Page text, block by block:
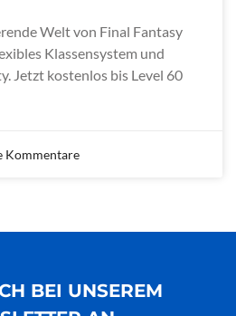
Welt von Final Fantasy
Klassensystem und
Jetzt kostenlos bis Level 60
Kommentare
BEI UNSEREM